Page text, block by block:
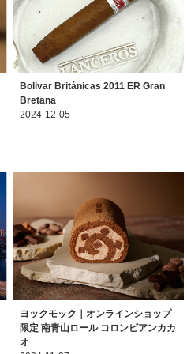
Bolivar Británicas 2011 ER Gran
Bretana
2024-12-05
ヨックモック｜オンラインショップ
限定 南青山ロール コロンビアンカカ
オ